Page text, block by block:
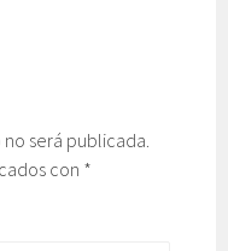
será publicada.
con *